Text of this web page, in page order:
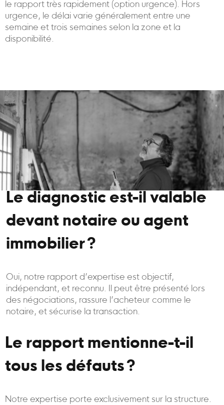
le rapport très rapidement (option urgence). Hors
urgence, le délai varie généralement entre une
semaine et trois semaines selon la zone et la
disponibilité.
Le diagnostic est-il valable
devant notaire ou agent
immobilier ?
Oui, notre rapport d’expertise est objectif,
indépendant, et reconnu. Il peut être présenté lors
des négociations, rassure l’acheteur comme le
notaire, et sécurise la transaction.
Le rapport mentionne-t-il
tous les défauts ?
Notre expertise porte exclusivement sur la structure.